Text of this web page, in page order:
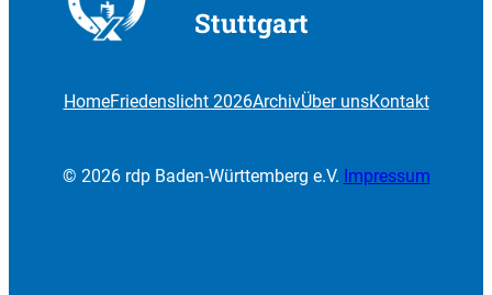
Stuttgart
HomeFriedenslicht 2026ArchivÜber unsKontakt
© 2026 rdp Baden-Württemberg e.V. Impressum